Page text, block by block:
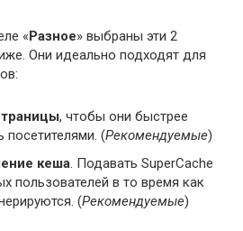
«Разное» выбраны эти 2
Они идеально подходят для
, чтобы они быстрее
посетителями. (Рекомендуемые)
кеша. Подавать SuperCache
пользователей в то время как
(Рекомендуемые)